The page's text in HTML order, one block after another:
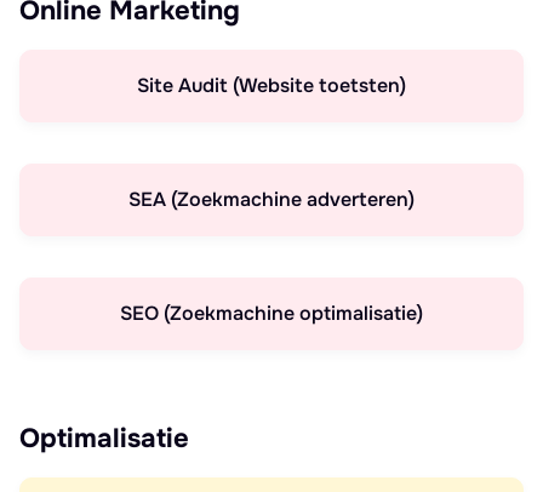
Online Marketing
Site Audit (Website toetsten)
SEA (Zoekmachine adverteren)
SEO (Zoekmachine optimalisatie)
Optimalisatie